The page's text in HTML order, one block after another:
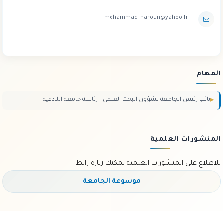
mohammad_haroun@yahoo.fr
المهام
نائب رئيس الجامعة لشؤون البحث العلمي - رئاسة جامعة اللاذقية
المنشورات العلمية
للاطلاع على المنشورات العلمية يمكنك زيارة رابط
موسوعة الجامعة